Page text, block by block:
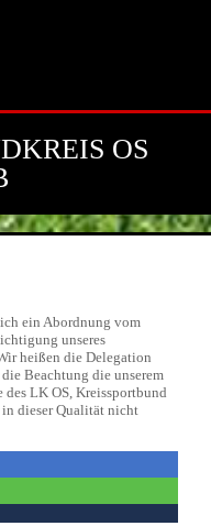
OS
ein Abordnung vom
unseres
heißen die Delegation
Beachtung die unserem
LK OS, Kreissportbund
dieser Qualität nicht